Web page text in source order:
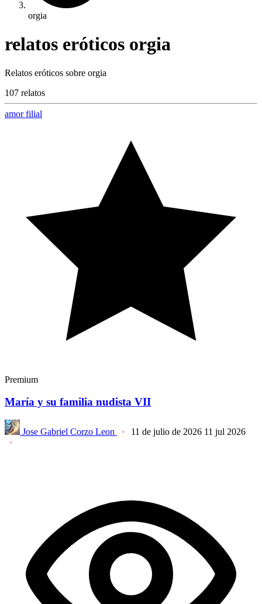
orgia
relatos eróticos orgia
Relatos eróticos sobre orgia
107 relatos
amor filial
Premium
María y su familia nudista VII
Jose Gabriel Corzo Leon 11 de julio de 2026 11 jul 2026